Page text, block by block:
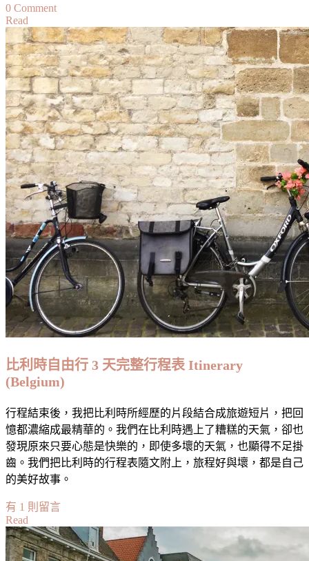
包
Bruges
Travel
Guide:
The
Ultimate
Things
to
See
and
Do
0 Commenton
利
時
自
由
行
攻
略】
3
日
行
程/
機
票
住
宿/
交
通/
景
點/
食/
消
整
理
Read
比利時自由行 3 天完整行程表 Itinerary
(Belgium)
行程結束後，我把比利時所經歷的片段結合成旅遊短片，把回
憶都濃縮成最精華的。我們在比利時遇上了糟糕的天氣，卻也
發現原來只要心態是快樂的，即使多壞的天氣，也顯得不足掛
齒。我們把比利時的行程表隨文附上，旅程好與壞，都是自己
的美好故事。
在
〈比
利
時
有 1 則留言
Read